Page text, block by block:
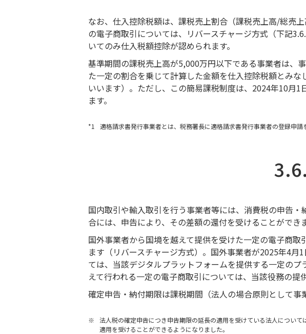
なお、仕入控除税額は、課税売上割合（課税売上高/総売
の電子商取引については、リバースチャージ方式（下記
いてのみ仕入税額控除が認められます。
基準期間の課税売上高が5,000万円以下である事業者は、
た一定の割合を乗じて計算した金額を仕入控除税額とみ
いいます）。ただし、この簡易課税制度は、2024年10月
ます。
*1 適格請求書発行事業者とは、税務署長に適格請求書発行事業者の登録申請
国内取引や輸入取引を行う事業者等には、消費税の申告
合には、申告により、その差額の還付を受けることができ
国外事業者から国境を越えて提供を受けた一定の電子商
ます（リバースチャージ方式）。国外事業者が2025年4
ては、当該デジタルプラットフォームを提供する一定の
えて行われる一定の電子商取引については、当該役務の提
確定申告・納付期限は課税期間（法人の場合原則として
※
法人税の確定申告につき申告期限の延長の適用を受けている法人につい
適用を受けることができるようになりました。